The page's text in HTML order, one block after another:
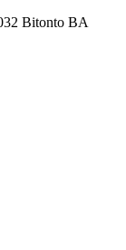
Bitonto BA